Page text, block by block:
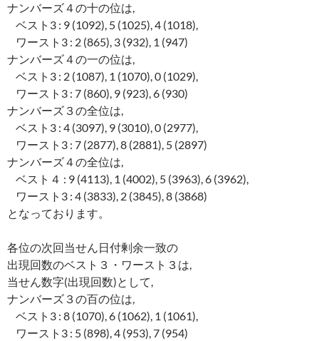
ナンバーズ４の十の位は,
ベスト3 : 9 (1092), 5 (1025), 4 (1018),
ワースト3 : 2 (865), 3 (932), 1 (947)
ナンバーズ４の一の位は,
ベスト3 : 2 (1087), 1 (1070), 0 (1029),
ワースト3 : 7 (860), 9 (923), 6 (930)
ナンバーズ３の全位は,
ベスト3 : 4 (3097), 9 (3010), 0 (2977),
ワースト3 : 7 (2877), 8 (2881), 5 (2897)
ナンバーズ４の全位は,
ベスト４ : 9 (4113), 1 (4002), 5 (3963), 6 (3962),
ワースト3 : 4 (3833), 2 (3845), 8 (3868)
となっております。
各位の次回当せん日付剰余一致の
出現回数のベスト３・ワースト３は,
当せん数字(出現回数)として,
ナンバーズ３の百の位は,
ベスト3 : 8 (1070), 6 (1062), 1 (1061),
ワースト3 : 5 (898), 4 (953), 7 (954)